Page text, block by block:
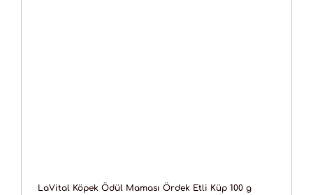
LaVital Köpek Ödül Maması Ördek Etli Küp 100 g